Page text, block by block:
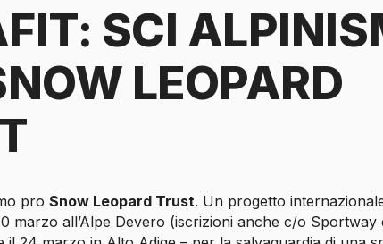
SCI
LEOPARD
proSnow Leopard Trust. Un progetto
marzo all’Alpe Devero (iscrizioni anche c/o Sportway